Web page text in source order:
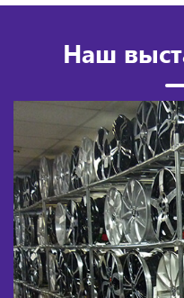
Наш